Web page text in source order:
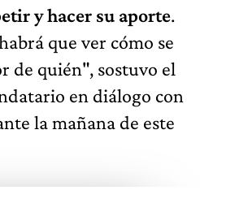
y hacer su aporte.
que ver cómo se
de quién", sostuvo el
en diálogo con
la mañana de este